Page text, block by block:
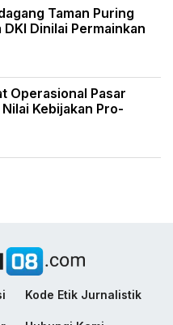
Taman Puring
Dinilai Permainkan
Operasional Pasar
Kebijakan Pro-
Kode Etik Jurnalistik